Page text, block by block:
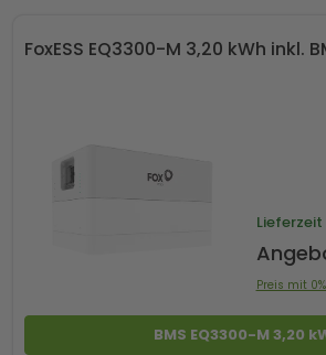
FoxESS EQ3300-M 3,20 kWh inkl.
BMS EQ3300-M 3,20
Lieferzeit
Preis mit